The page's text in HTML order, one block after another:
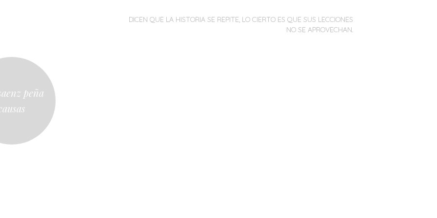
MENÚ
SALTARDICEN QUE LA HISTORIA SE REPITE, LO CIERTO ES QUE SUS LECCIONES
NO SE APROVECHAN.
peña